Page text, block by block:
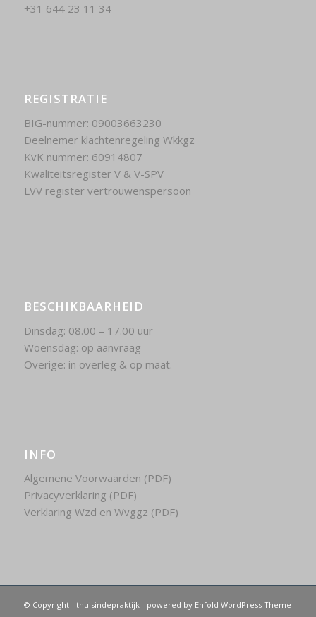
+31 644 23 11 34
REGISTRATIE
BIG-nummer: 09003663230
Deelnemer klachtenregeling Wkkgz
KvK nummer: 60914807
Kwaliteitsregister V & V-SPV
LVV register vertrouwenspersoon
BESCHIKBAARHEID
Dinsdag: 08.00 – 17.00 uur
Woensdag: op aanvraag
Overige: in overleg & op maat.
INFO
Algemene Voorwaarden (PDF)
Privacyverklaring (PDF)
Verklaring Wzd en Wvggz (PDF)
© Copyright - thuisindepraktijk- powered by Enfold WordPress Theme